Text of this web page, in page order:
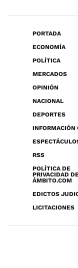
PORTADA
ECONOMÍA
POLÍTICA
MERCADOS
OPINIÓN
NACIONAL
DEPORTES
INFORMACIÓN
RSS
POLÍTICA DE
PRIVACIDAD
ÁMBITO.COM
EDICTOS
LICITACIONES